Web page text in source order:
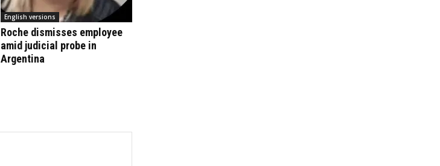
English versions
Roche dismisses employee
amid judicial probe in
Argentina